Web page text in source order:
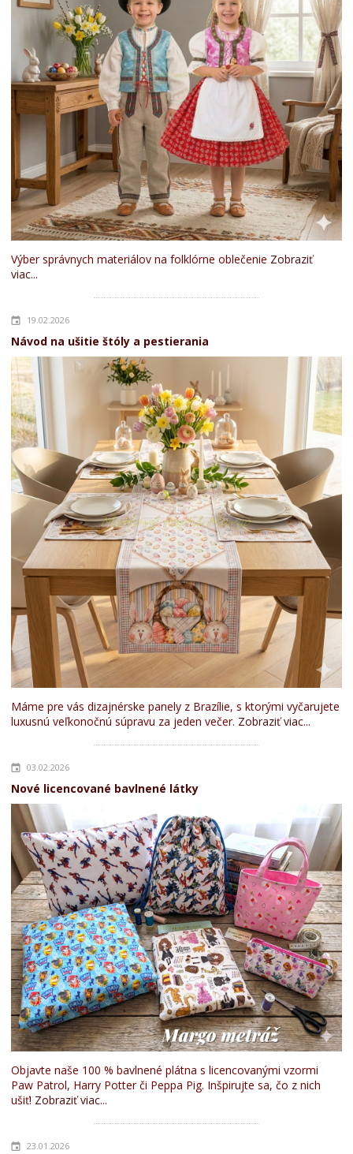
Výber správnych materiálov na folklórne oblečenie Zobraziť
viac...
19.02.2026
Návod na ušitie štóly a pestierania
Máme pre vás dizajnérske panely z Brazílie, s ktorými vyčarujete
luxusnú veľkonočnú súpravu za jeden večer. Zobraziť viac...
03.02.2026
Nové licencované bavlnené látky
Objavte naše 100 % bavlnené plátna s licencovanými vzormi
Paw Patrol, Harry Potter či Peppa Pig. Inšpirujte sa, čo z nich
ušiť! Zobraziť viac...
23.01.2026